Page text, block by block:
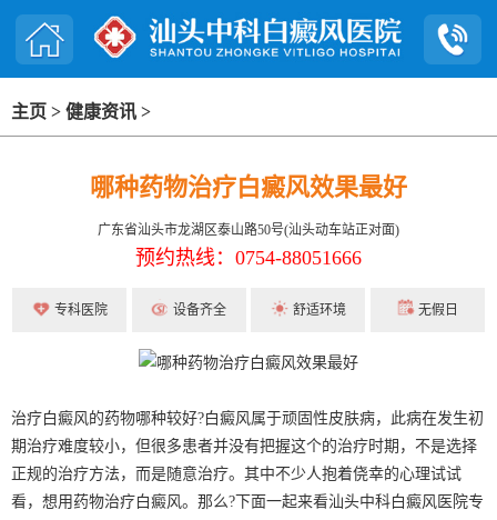
主页 > 健康资讯 >
哪种药物治疗白癜风效果最好
广东省汕头市龙湖区泰山路50号(汕头动车站正对面)
预约热线：0754-88051666
专科医院 设备齐全 舒适环境 无假日
治疗白癜风的药物哪种较好?白癜风属于顽固性皮肤病，此病在发生初
期治疗难度较小，但很多患者并没有把握这个的治疗时期，不是选择
正规的治疗方法，而是随意治疗。其中不少人抱着侥幸的心理试试
看，想用药物治疗白癜风。那么?下面一起来看汕头中科白癜风医院专